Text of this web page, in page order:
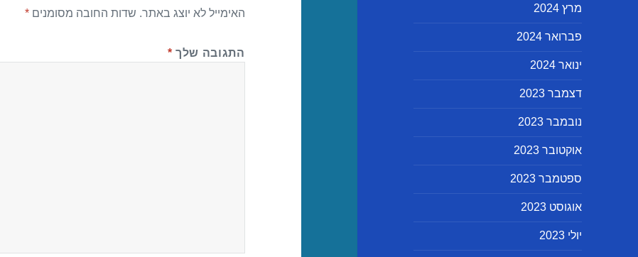
מרץ 2024
פברואר 2024
ינואר 2024
דצמבר 2023
נובמבר 2023
אוקטובר 2023
ספטמבר 2023
אוגוסט 2023
יולי 2023
האימייל לא יוצג באתר. שדות החובה מסומנים*
התגובה שלך *